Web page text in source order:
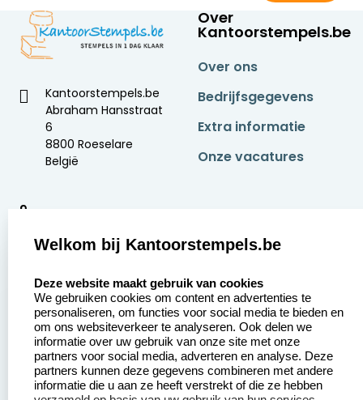
Kantoorstempels.be
Abraham Hansstraat
6
8800 Roeselare
België
9
Over
Kantoorstempels.be
Over ons
Bedrijfsgegevens
Extra informatie
Onze vacatures
Aanvraag op maat
Betaling &
Verzending
Wederverkoper
Contact opnemen
Veel gestelde vragen
Retourneren
Welkom bij Kantoorstempels.be
Deze website maakt gebruik van cookies
We gebruiken cookies om content en advertenties te
personaliseren, om functies voor social media te bieden en
om ons websiteverkeer te analyseren. Ook delen we
informatie over uw gebruik van onze site met onze
partners voor social media, adverteren en analyse. Deze
partners kunnen deze gegevens combineren met andere
informatie die u aan ze heeft verstrekt of die ze hebben